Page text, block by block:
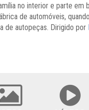
no interior e parte em
de automóveis,
de autopeças. Dirigido por